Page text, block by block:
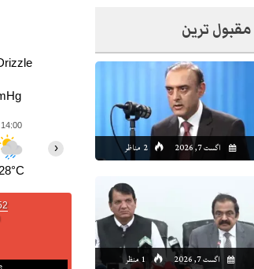
مقبول ترین
اگست 7, 2026 2 مناظر
اگست 7, 2026 1 منظر
14:00
28°C
16:00 17:00 18:00
›